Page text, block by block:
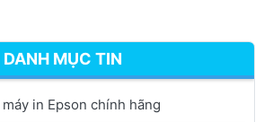
DANH MỤC TIN
in Epson chính hãng